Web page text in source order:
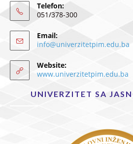
Telefon:
051/378-300
Email:
info@univerzitetpim.edu.ba
Website:
www.univerzitetpim.edu.ba
UNIVERZITET SA